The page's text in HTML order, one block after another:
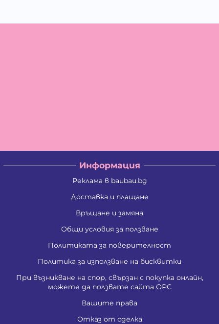
Информация
Реклама в baubau.bg
Доставка и плащане
Връщане и замяна
Общи условия за ползване
Политиката за поверителност
Политика за използване на бисквитки
При възникване на спор, свързан с покупка онлайн,
можете да ползвате сайта ОРС
Вашите права
Отказ от сделка